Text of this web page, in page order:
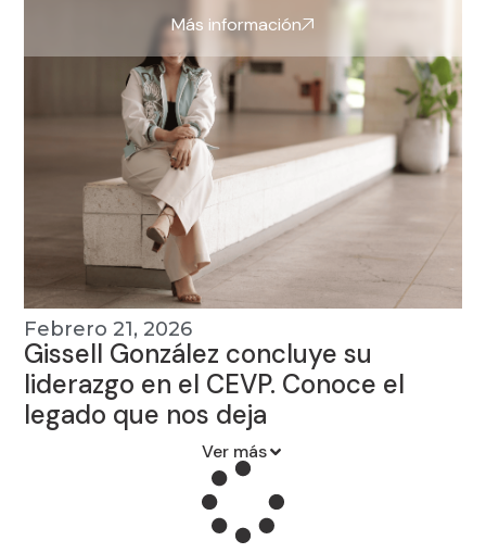
Más información
Febrero 21, 2026
Gissell González concluye su
liderazgo en el CEVP. Conoce el
legado que nos deja
Ver más